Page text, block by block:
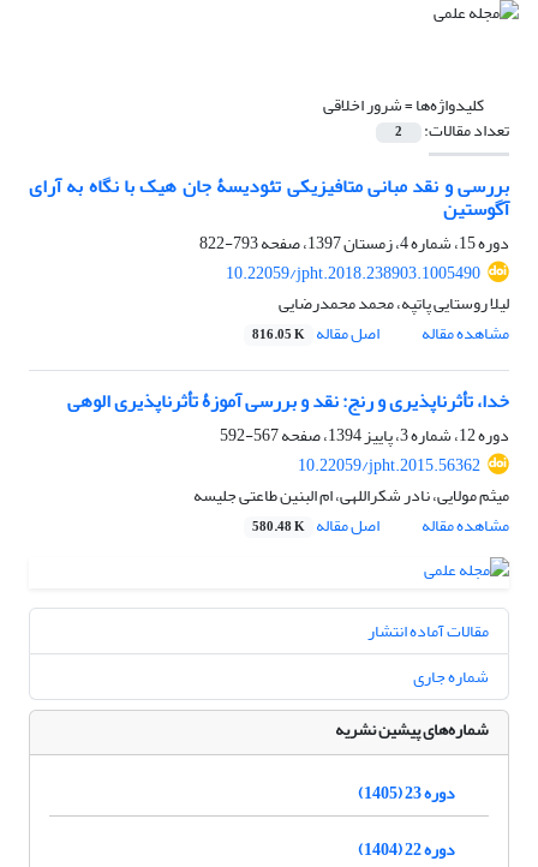
کلیدواژه‌ها =شرور اخلاقی
تعداد مقالات: 2
بررسی و نقد مبانی متافیزیکی تئودیسۀ جان هیک با نگاه به آرای
آگوستین
دوره 15، شماره 4، زمستان 1397، صفحه
793-822
10.22059/jpht.2018.238903.1005490
لیلا روستایی پاتپه، محمد محمدرضایی
مشاهده مقاله
اصل مقاله 816.05 K
خدا، تأثرناپذیری و رنج: نقد و بررسی آموزۀ تأثرناپذیری الوهی
دوره 12، شماره 3، پاییز 1394، صفحه
567-592
10.22059/jpht.2015.56362
میثم مولایی، نادر شکراللهی، ام البنین طاعتی جلیسه
مشاهده مقاله
اصل مقاله 580.48 K
مقالات آماده انتشار
شماره جاری
شماره‌های پیشین نشریه
دوره 23 (1405)
دوره 22 (1404)